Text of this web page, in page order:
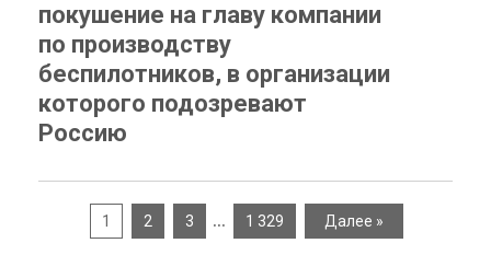
покушение на главу компании
по производству
беспилотников, в организации
которого подозревают
Россию
1 2 3 … 1 329 Далее »